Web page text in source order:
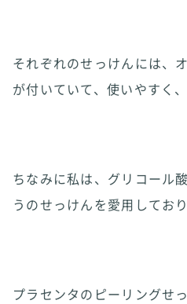
それぞれのせっけんには、
が付いていて、使いやすく
ちなみに私は、グリコール
うのせっけんを愛用してお
プラセンタのピーリングせ